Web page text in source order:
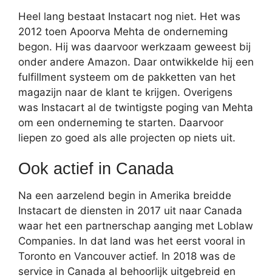
Heel lang bestaat Instacart nog niet. Het was
2012 toen Apoorva Mehta de onderneming
begon. Hij was daarvoor werkzaam geweest bij
onder andere Amazon. Daar ontwikkelde hij een
fulfillment systeem om de pakketten van het
magazijn naar de klant te krijgen. Overigens
was Instacart al de twintigste poging van Mehta
om een onderneming te starten. Daarvoor
liepen zo goed als alle projecten op niets uit.
Ook actief in Canada
Na een aarzelend begin in Amerika breidde
Instacart de diensten in 2017 uit naar Canada
waar het een partnerschap aanging met Loblaw
Companies. In dat land was het eerst vooral in
Toronto en Vancouver actief. In 2018 was de
service in Canada al behoorlijk uitgebreid en